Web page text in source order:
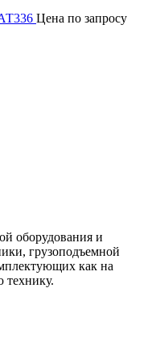
Цена по запросу
оборудования и
грузоподъемной
как на
технику.